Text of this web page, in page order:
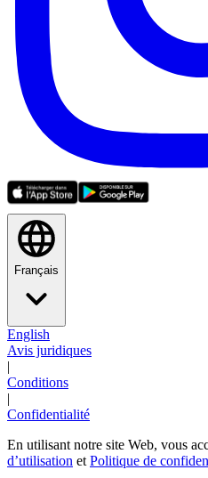
Français
English
Avis juridiques
|
Conditions
|
Confidentialité
En utilisant notre site Web, vous
d’utilisation et Politique de